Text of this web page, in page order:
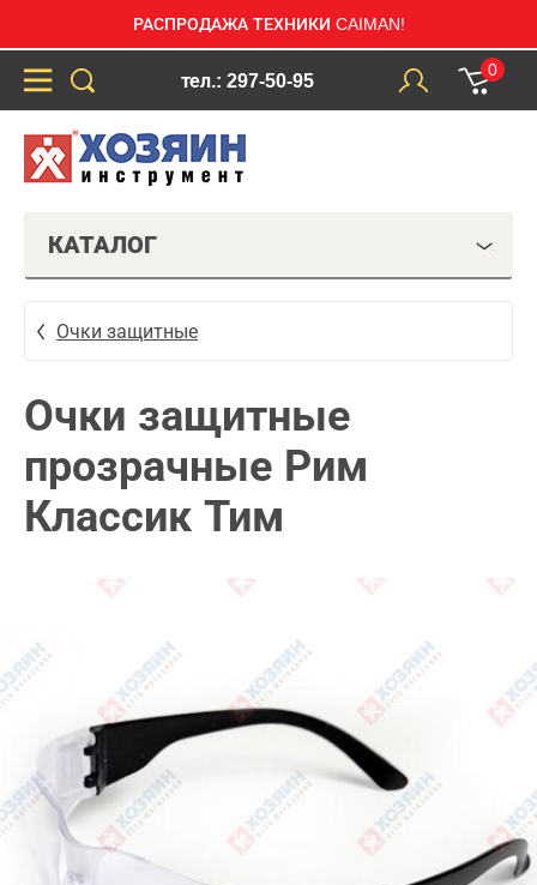
РАСПРОДАЖА ТЕХНИКИ CAIMAN!
тел.: 297-50-95
0
КАТАЛОГ
Очки защитные
Очки защитные
прозрачные Рим
Классик Тим